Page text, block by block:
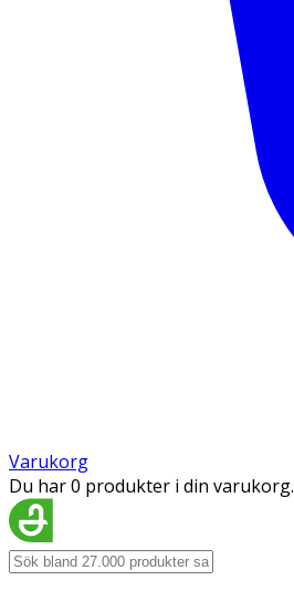
Varukorg
Du har 0 produkter i din varukorg.